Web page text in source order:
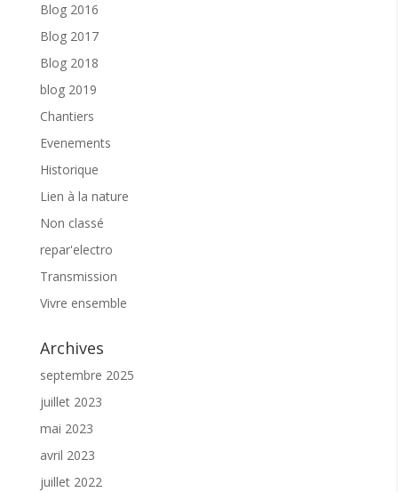
Blog 2016
Blog 2017
Blog 2018
blog 2019
Chantiers
Evenements
Historique
Lien à la nature
Non classé
repar'electro
Transmission
Vivre ensemble
Archives
septembre 2025
juillet 2023
mai 2023
avril 2023
juillet 2022